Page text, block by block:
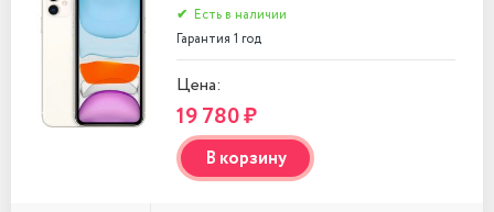
✔ Есть в наличии
Гарантия 1 год
Цена:
19 780 ₽
В корзину